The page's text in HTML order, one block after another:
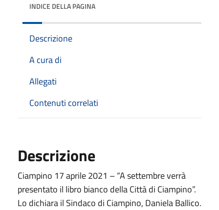
INDICE DELLA PAGINA
Descrizione
A cura di
Allegati
Contenuti correlati
Descrizione
Ciampino 17 aprile 2021 – “A settembre verrà
presentato il libro bianco della Città di Ciampino”.
Lo dichiara il Sindaco di Ciampino, Daniela Ballico.